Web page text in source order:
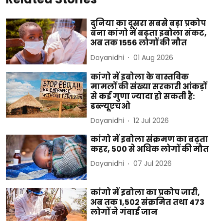
दुनिया का दूसरा सबसे बड़ा प्रकोप
बना कांगो में बढ़ता इबोला संकट,
अब तक 1556 लोगों की मौत
Dayanidhi 01 Aug 2026
कांगो में इबोला के वास्तविक
मामलों की संख्या सरकारी आंकड़ों
से कई गुणा ज्यादा हो सकती है:
डब्ल्यूएचओ
Dayanidhi 12 Jul 2026
कांगो में इबोला संक्रमण का बढ़ता
कहर, 500 से अधिक लोगों की मौत
Dayanidhi 07 Jul 2026
कांगो में इबोला का प्रकोप जारी,
अब तक 1,502 संक्रमित तथा 473
लोगों ने गंवाई जान